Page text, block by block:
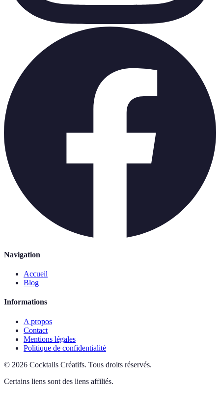
Navigation
Accueil
Blog
Informations
A propos
Contact
Mentions légales
Politique de confidentialité
© 2026 Cocktails Créatifs. Tous droits réservés.
Certains liens sont des liens affiliés.